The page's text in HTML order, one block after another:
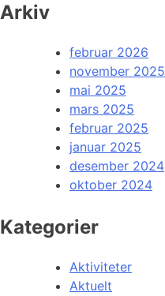
Arkiv
februar 2026
november 2025
mai 2025
mars 2025
februar 2025
januar 2025
desember 2024
oktober 2024
Kategorier
Aktiviteter
Aktuelt